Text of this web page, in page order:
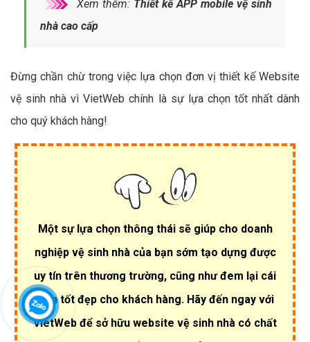
Xem thêm: Thiết kế APP mobile vệ sinh
nhà cao cấp
Đừng chần chừ trong việc lựa chọn đơn vị thiết kế Website
vệ sinh nhà vì VietWeb chính là sự lựa chọn tốt nhất dành
cho quý khách hàng!
Một sự lựa chọn thông thái sẽ giúp cho doanh
nghiệp vệ sinh nhà của bạn sớm tạo dựng được
uy tín trên thương trường, cũng như đem lại cái
nhìn tốt đẹp cho khách hàng. Hãy đến ngay với
VietWeb để sở hữu website vệ sinh nhà có chất